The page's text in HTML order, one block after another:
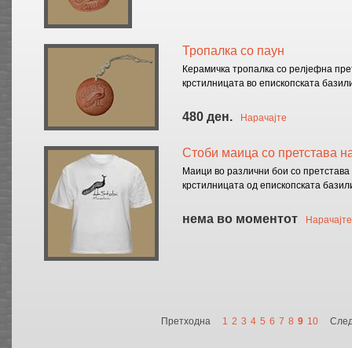
Тропалка со паун
Керамичка тропалка со релјефна
крстилницата во епископската
480 ден. Нарачајте
Стоби маица со претстава
Маици во различни бои со
крстилницата од епископската
нема во моментот Нарачајте
Претходна 1 2 3 4 5 6 7 8 9 10